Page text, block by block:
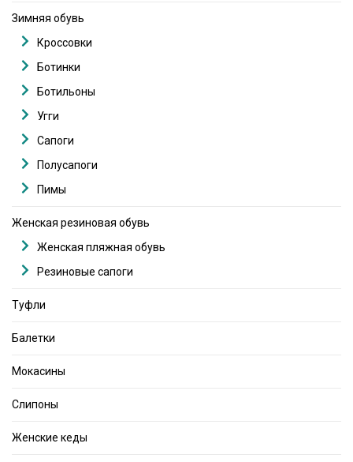
Зимняя обувь
Кроссовки
Ботинки
Ботильоны
Угги
Сапоги
Полусапоги
Пимы
Женская резиновая обувь
Женская пляжная обувь
Резиновые сапоги
Туфли
Балетки
Мокасины
Слипоны
Женские кеды